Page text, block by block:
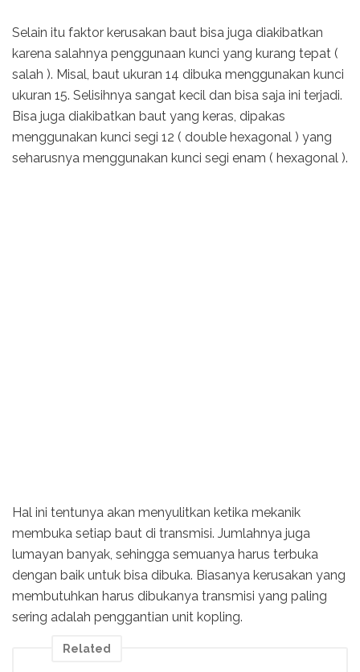
Selain itu faktor kerusakan baut bisa juga diakibatkan
karena salahnya penggunaan kunci yang kurang tepat (
salah ). Misal, baut ukuran 14 dibuka menggunakan kunci
ukuran 15. Selisihnya sangat kecil dan bisa saja ini terjadi.
Bisa juga diakibatkan baut yang keras, dipakas
menggunakan kunci segi 12 ( double hexagonal ) yang
seharusnya menggunakan kunci segi enam ( hexagonal ).
Hal ini tentunya akan menyulitkan ketika mekanik
membuka setiap baut di transmisi. Jumlahnya juga
lumayan banyak, sehingga semuanya harus terbuka
dengan baik untuk bisa dibuka. Biasanya kerusakan yang
membutuhkan harus dibukanya transmisi yang paling
sering adalah penggantian unit kopling.
Related